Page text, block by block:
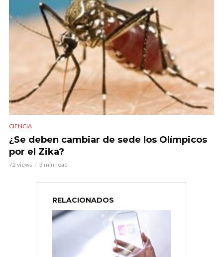
CIENCIA
¿Se deben cambiar de sede los Olímpicos
por el Zika?
72 views 3 min read
RELACIONADOS